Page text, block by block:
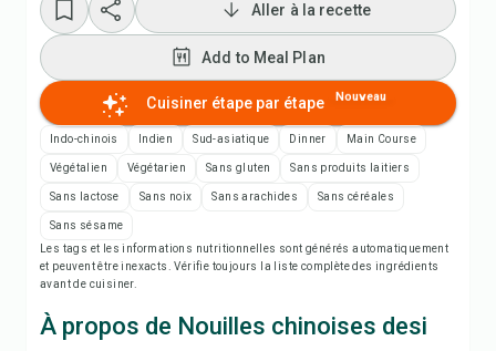
Regarder la vidéo de la recette
Add to Meal Plan
Add to Shopping List
Notes de recette
Imprimer la recette
Enregistrer
Aller à la recette
Add to Meal Plan
Cuisiner étape par étape Nouveau
Indo-chinois Indien Sud-asiatique Dinner Main Course
Végétalien Végétarien Sans gluten Sans produits laitiers
Sans lactose Sans noix Sans arachides Sans céréales
Sans sésame
Les tags et les informations nutritionnelles sont générés automatiquement
et peuvent être inexacts. Vérifie toujours la liste complète des ingrédients
avant de cuisiner.
À propos de Nouilles chinoises desi